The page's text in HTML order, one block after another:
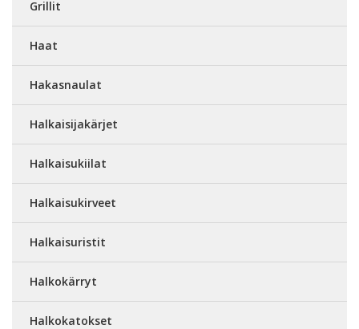
Grillit
Haat
Hakasnaulat
Halkaisijakärjet
Halkaisukiilat
Halkaisukirveet
Halkaisuristit
Halkokärryt
Halkokatokset